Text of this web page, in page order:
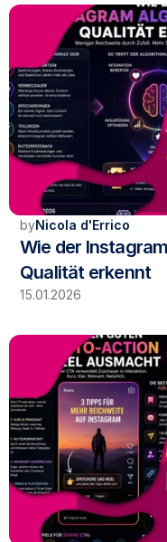
byNicola d'Errico
Wie der
Qualität erkennt
15.01.2026